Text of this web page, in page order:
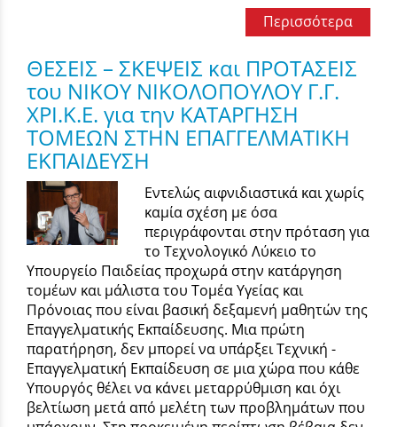
Περισσότερα
ΘΕΣΕΙΣ – ΣΚΕΨΕΙΣ και ΠΡΟΤΑΣΕΙΣ
του ΝΙΚΟΥ ΝΙΚΟΛΟΠΟΥΛΟΥ Γ.Γ.
ΧΡΙ.Κ.Ε. για την ΚΑΤΑΡΓΗΣΗ
ΤΟΜΕΩΝ ΣΤΗΝ ΕΠΑΓΓΕΛΜΑΤΙΚΗ
ΕΚΠΑΙΔΕΥΣΗ
Εντελώς αιφνιδιαστικά και χωρίς
καμία σχέση με όσα
περιγράφονται στην πρόταση για
το Τεχνολογικό Λύκειο το
Υπουργείο Παιδείας προχωρά στην κατάργηση
τομέων και μάλιστα του Τομέα Υγείας και
Πρόνοιας που είναι βασική δεξαμενή μαθητών της
Επαγγελματικής Εκπαίδευσης. Μια πρώτη
παρατήρηση, δεν μπορεί να υπάρξει Τεχνική -
Επαγγελματική Εκπαίδευση σε μια χώρα που κάθε
Υπουργός θέλει να κάνει μεταρρύθμιση και όχι
βελτίωση μετά από μελέτη των προβλημάτων που